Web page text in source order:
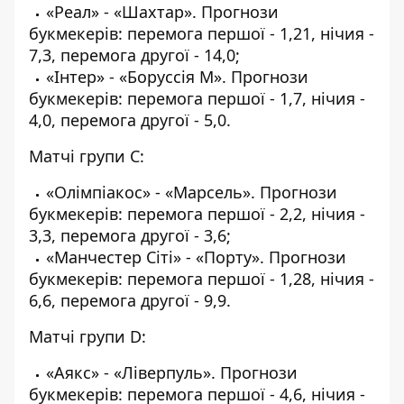
«Реал» - «Шахтар». Прогнози
букмекерів: перемога першої - 1,21, нічия -
7,3, перемога другої - 14,0;
«Інтер» - «Боруссія М». Прогнози
букмекерів: перемога першої - 1,7, нічия -
4,0, перемога другої - 5,0.
Матчі групи C:
«Олімпіакос» - «Марсель». Прогнози
букмекерів: перемога першої - 2,2, нічия -
3,3, перемога другої - 3,6;
«Манчестер Сіті» - «Порту». Прогнози
букмекерів: перемога першої - 1,28, нічия -
6,6, перемога другої - 9,9.
Матчі групи D:
«Аякс» - «Ліверпуль». Прогнози
букмекерів: перемога першої - 4,6, нічия -